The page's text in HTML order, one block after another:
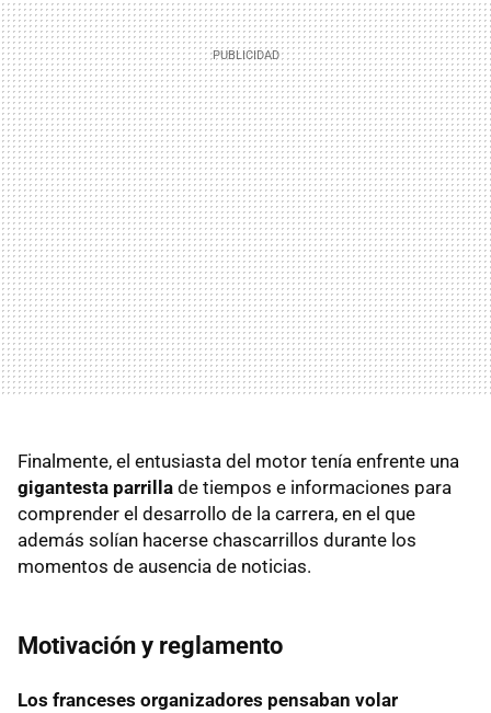
Finalmente, el entusiasta del motor tenía enfrente una
gigantesta parrilla de tiempos e informaciones para
comprender el desarrollo de la carrera, en el que
además solían hacerse chascarrillos durante los
momentos de ausencia de noticias.
Motivación y reglamento
Los franceses organizadores pensaban volar